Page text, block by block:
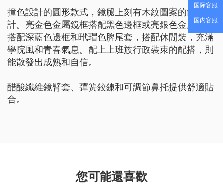
国际客服
国内客服
撞色設計的圓形款式，鏡腿上刻有木紋圖案的蝕刻設
計。亮金色金屬鏡框搭配黑色邊框或亮銀色金屬鏡框
搭配深藍色邊框和玳瑁色脾尾套，搭配休閒裝，充滿
學院風和青春氣息。配上上班族行政裝朿的配搭，則
能散發出成熟和自信。
醋酸纖維鏡臂套、彈簧鉸鍊和可調節鼻托提供舒適貼
合。
您可能還喜歡